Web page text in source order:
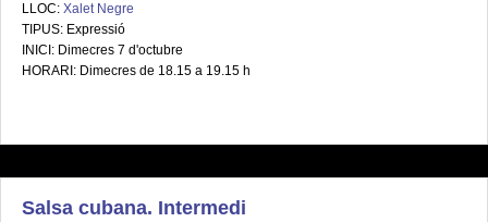
LLOC: Xalet Negre
TIPUS: Expressió
INICI: Dimecres 7 d'octubre
HORARI: Dimecres de 18.15 a 19.15 h
Salsa cubana. Intermedi